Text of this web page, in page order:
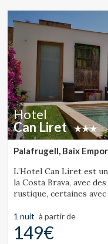
Hotel
Can Liret
Palafrugell, Baix
L’Hotel Can Liret est
la Costa Brava, avec
rustique, certaines
1 nuit à partir de
149€